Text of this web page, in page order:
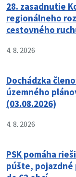
28. zasadnutie
regionálneho
cestovného
4. 8. 2026
Dochádzka
územného
(03.08.2026)
4. 8. 2026
PSK pomáha
púšte, pojazdné